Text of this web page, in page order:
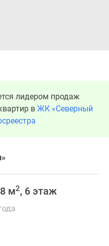
лидером продаж
в ЖК «Северный
м2, 6 этаж